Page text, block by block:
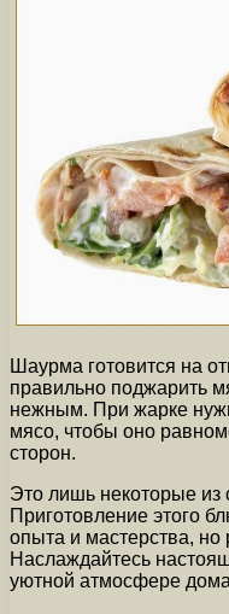
Шаурма готовится на
правильно поджарить
нежным. При жарке
мясо, чтобы оно
сторон.
Это лишь некоторые из
Приготовление этого
опыта и мастерства, но
Наслаждайтесь
уютной атмосфере